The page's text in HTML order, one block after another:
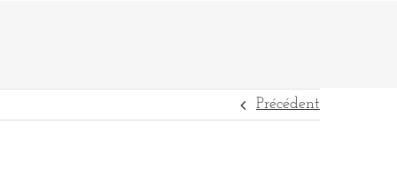
Précédent